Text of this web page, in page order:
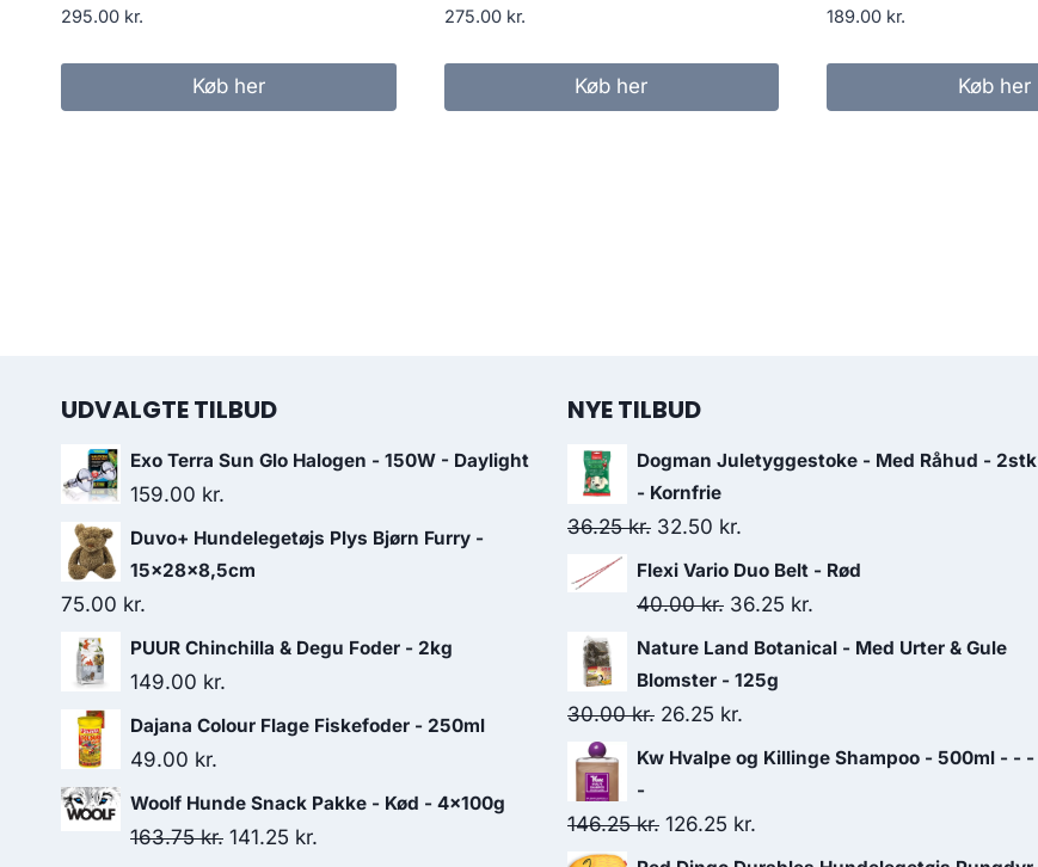
295.00 kr.
Køb her
275.00 kr.
Køb her
189.00 kr.
Køb her
UDVALGTE TILBUD
Exo Terra Sun Glo Halogen - 150W - Daylight
159.00 kr.
Duvo+ Hundelegetøjs Plys Bjørn Furry -
15x28x8,5cm
75.00 kr.
PUUR Chinchilla & Degu Foder - 2kg
149.00 kr.
Dajana Colour Flage Fiskefoder - 250ml
49.00 kr.
Woolf Hunde Snack Pakke - Kød - 4x100g
163.75kr. Den
141.25 kr.
NYE TILBUD
Dogman Juletyggestoke - Med Råhud - 2stk
- Kornfrie
36.25kr. Den
oprindelige
pris
36.25 kr..
32.50 kr.
aktuelle
pris
32.50 kr..
Flexi Vario Duo Belt - Rød
40.00kr. Den
oprindelige
pris
var:
40.00 kr..
36.25 kr.
aktuelle
36.25 kr..
Nature Land Botanical - Med Urter & Gule
Blomster - 125g
30.00kr. Den
oprindelige
var:
30.00 kr..
26.25 kr.
aktuelle
er:
26.25 kr..
Kw Hvalpe og Killinge Shampoo - 500ml - - -
-
146.25kr. Den
oprindelige
126.25 kr.
aktuelle